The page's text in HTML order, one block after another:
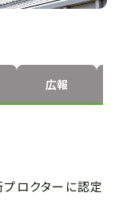
広報
ロクターに認定